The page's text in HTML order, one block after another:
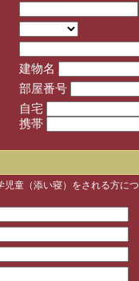
建物名
部屋番号
自宅
携帯
童（添い寝）をされる方に